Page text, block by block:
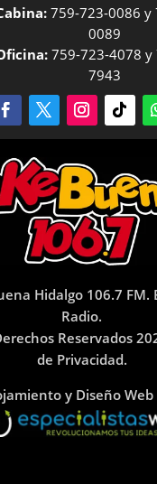
759-723-0086 y
0089
759-723-4078 y
7943
Hidalgo 106.7 FM.
Radio.
Reservados
de Privacidad.
y Diseño Web